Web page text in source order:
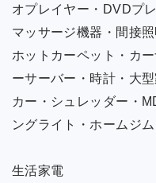
オプレイヤー・DVDプ
マッサージ機器・間接
ホットカーペット・カ
ーサーバー・時計・大
カー・シュレッダー・
ングライト・ホームジム
生活家電